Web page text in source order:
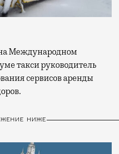
Международном
такси руководитель
сервисов аренды
НИЖЕ